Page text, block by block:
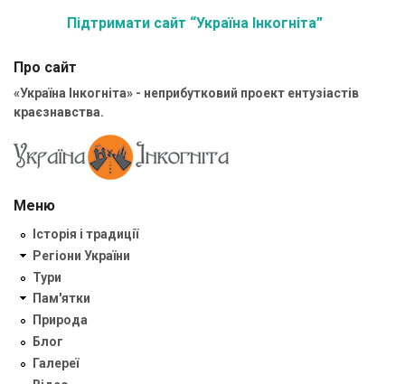
Підтримати сайт “Україна Інкогніта”
Про сайт
«Україна Інкогніта» - неприбутковий проект ентузіастів
краєзнавства.
Меню
Історія і традиції
Регіони України
Тури
Пам'ятки
Природа
Блог
Галереї